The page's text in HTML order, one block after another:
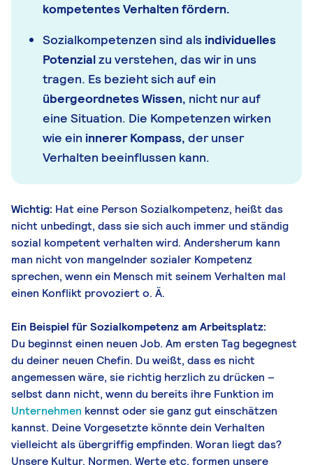
kompetentes Verhalten fördern.
Sozialkompetenzen sind als individuelles
Potenzialzu verstehen, das wir in uns
tragen. Es bezieht sich auf ein
übergeordnetes Wissen, nicht nur auf
eine Situation. Die Kompetenzen wirken
wie ein innerer Kompass, der unser
Verhalten beeinflussen kann.
Wichtig: Hat eine Person Sozialkompetenz, heißt das
nicht unbedingt, dass sie sich auch immer und ständig
sozial kompetent verhalten wird. Andersherum kann
man nicht von mangelnder sozialer Kompetenz
sprechen, wenn ein Mensch mit seinem Verhalten mal
einen Konflikt provoziert o. Ä.
Ein Beispiel für Sozialkompetenz am Arbeitsplatz:
Du beginnst einen neuen Job. Am ersten Tag begegnest
du deiner neuen Chefin. Du weißt, dass es nicht
angemessen wäre, sie richtig herzlich zu drücken –
selbst dann nicht, wenn du bereits ihre Funktion im
Unternehmen kennst oder sie ganz gut einschätzen
kannst. Deine Vorgesetzte könnte dein Verhalten
vielleicht als übergriffig empfinden. Woran liegt das?
Unsere Kultur, Normen, Werte etc. formen unsere